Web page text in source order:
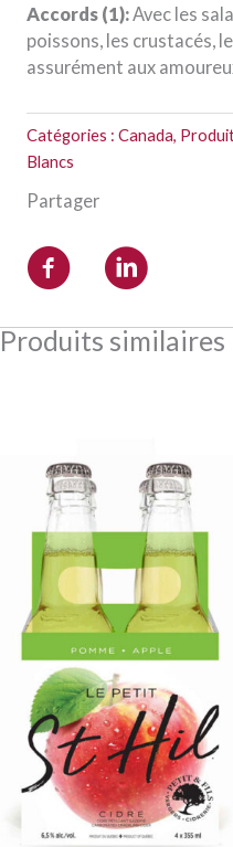
Accords (1):Avec les
poissons, les crustacés,
assurément aux
Catégories : Canada,
Blancs
Partager
Produits similaires